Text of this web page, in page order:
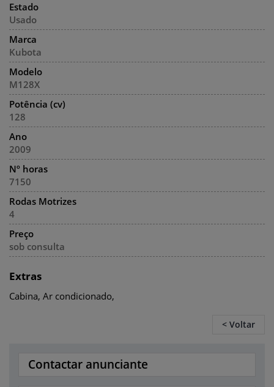
Estado
Usado
Marca
Kubota
Modelo
M128X
Potência (cv)
128
Ano
2009
Nº horas
7150
Rodas Motrizes
4
Preço
sob consulta
Extras
Cabina, Ar condicionado,
< Voltar
Contactar anunciante